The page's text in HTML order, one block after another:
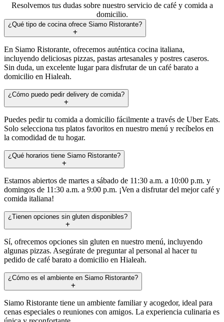
Resolvemos tus dudas sobre nuestro servicio de café y comida a
domicilio.
¿Qué tipo de cocina ofrece Siamo Ristorante?
En Siamo Ristorante, ofrecemos auténtica cocina italiana,
incluyendo deliciosas pizzas, pastas artesanales y postres caseros.
Sin duda, un excelente lugar para disfrutar de un café barato a
domicilio en Hialeah.
¿Cómo puedo pedir delivery de comida?
Puedes pedir tu comida a domicilio fácilmente a través de Uber Eats.
Solo selecciona tus platos favoritos en nuestro menú y recíbelos en
la comodidad de tu hogar.
¿Qué horarios tiene Siamo Ristorante?
Estamos abiertos de martes a sábado de 11:30 a.m. a 10:00 p.m. y
domingos de 11:30 a.m. a 9:00 p.m. ¡Ven a disfrutar del mejor café y
comida italiana!
¿Tienen opciones sin gluten disponibles?
Sí, ofrecemos opciones sin gluten en nuestro menú, incluyendo
algunas pizzas. Asegúrate de preguntar al personal al hacer tu
pedido de café barato a domicilio en Hialeah.
¿Cómo es el ambiente en Siamo Ristorante?
Siamo Ristorante tiene un ambiente familiar y acogedor, ideal para
cenas especiales o reuniones con amigos. La experiencia culinaria es